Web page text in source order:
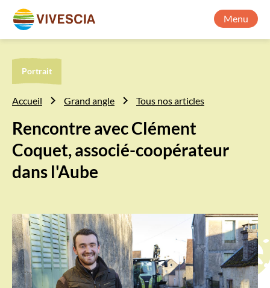
Menu
Portrait
Accueil Grand angle Tous nos articles
Rencontre avec Clément
Coquet, associé-coopérateur
dans l'Aube